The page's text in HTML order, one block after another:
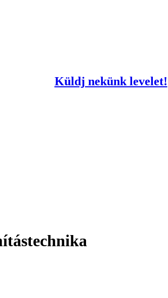
Küldj nekünk levelet!